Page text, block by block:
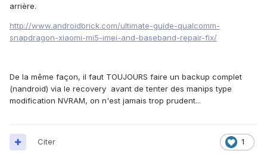
arrière.
http://www.androidbrick.com/ultimate-guide-qualcomm-
snapdragon-xiaomi-mi5-imei-and-baseband-repair-fix/
De la même façon, il faut TOUJOURS faire un backup complet
(nandroid) via le recovery avant de tenter des manips type
modification NVRAM, on n'est jamais trop prudent...
1
Citer